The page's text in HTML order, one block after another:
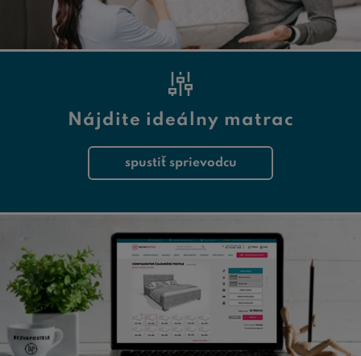
Nájdite ideálny matrac
spustiť sprievodcu